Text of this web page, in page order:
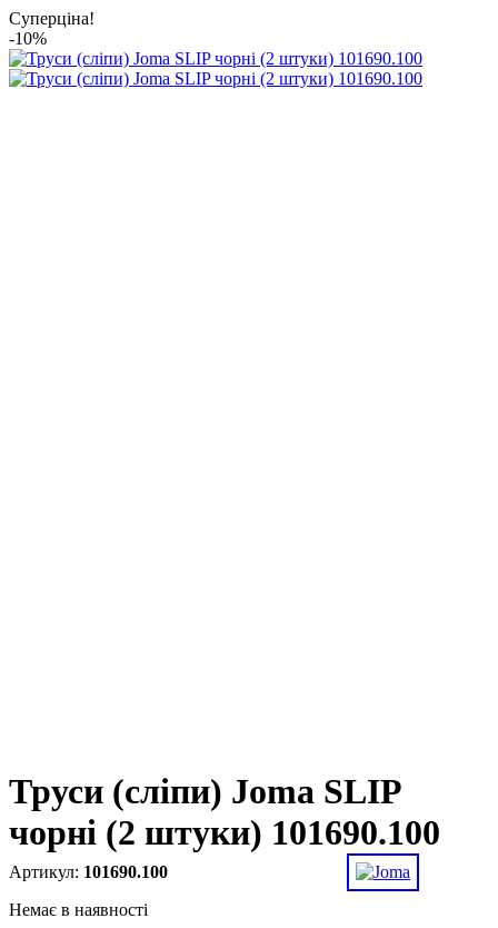
Суперціна!
-10%
Труси (сліпи) Joma SLIP
чорні (2 штуки) 101690.100
101690.100
Немає в наявності